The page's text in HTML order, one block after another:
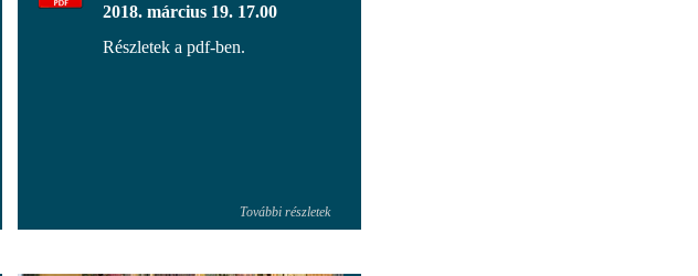
2018. március 19. 17.00
Részletek a pdf-ben.
További részletek